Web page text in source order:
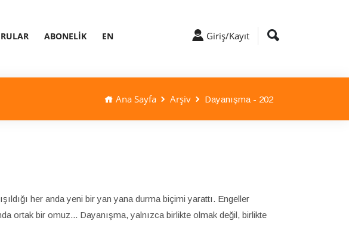
ABONELIK EN Giriş/Kayıt
Ana Sayfa Arşiv Dayanışma - 202
her anda yeni bir yan yana durma biçimi yarattı. Engeller
ortak bir omuz... Dayanışma, yalnızca birlikte olmak değil, birlikte